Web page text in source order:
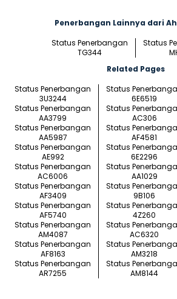
Penerbangan Lainnya dari
Status Penerbangan
TG344
Status
Related Pages
Status Penerbangan
3U3244
Status
6E6519
Status Penerbangan
AA3799
Status
AC306
Status Penerbangan
AA5987
Status
AF4581
Status Penerbangan
AE992
Status
6E2296
Status Penerbangan
AC6006
Status
AA1029
Status Penerbangan
AF3409
Status
9B106
Status Penerbangan
AF5740
Status
4Z260
Status Penerbangan
AM4087
Status
AC6320
Status Penerbangan
AF8163
Status
AM3218
Status Penerbangan
AR7255
Status
AM8144